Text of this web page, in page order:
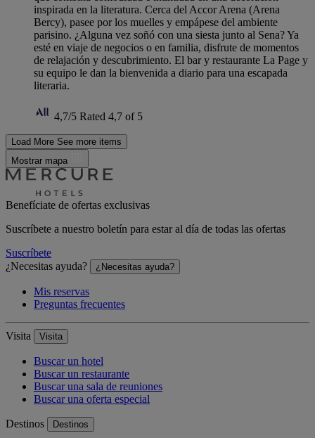
inspirada en la literatura. Cerca del Accor Arena (Arena
Bercy), pasee por los muelles y empápese del ambiente
parisino. ¿Alguna vez soñó con una siesta junto al Sena? Ya
esté en viaje de negocios o en familia, disfrute de momentos
de relajación y descubrimiento. El bar y restaurante La Page y
su equipo le dan la bienvenida a diario para una escapada
literaria.
4,7/5 Rated 4,7 of 5
Load More See more items
Mostrar mapa
Benefíciate de ofertas exclusivas
Suscríbete a nuestro boletín para estar al día de todas las ofertas
Suscríbete
¿Necesitas ayuda?
¿Necesitas ayuda?
Mis reservas
Preguntas frecuentes
Visita Visita
Buscar un hotel
Buscar un restaurante
Buscar una sala de reuniones
Buscar una oferta especial
Destinos Destinos